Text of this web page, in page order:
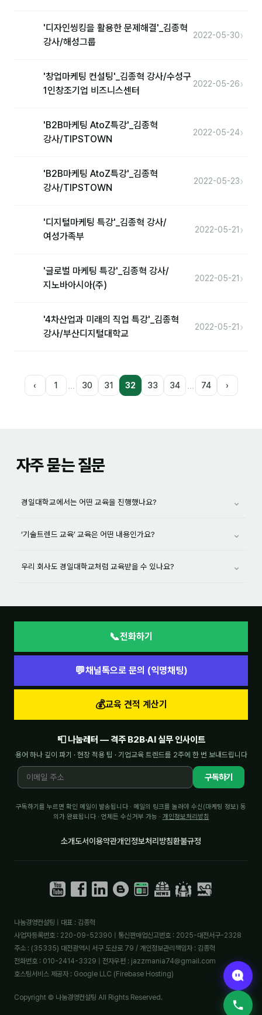
'디자인씽킹을 활용한 문제해결'_김종혁
강사/해성그룹
2022-05-30›
'창업마케팅 컨설팅'_김종혁 강사/수성구
1인창조기업 비즈니스센터
2022-05-26›
'B2B마케팅 AtoZ특강'_김종혁
강사/TIPSTOWN
2022-05-24›
'B2B마케팅 AtoZ특강'_김종혁
강사/TIPSTOWN
2022-05-23›
'디지털마케팅 특강'_김종혁 강사/
여성가족부
2022-05-21 ›
'글로벌 마케팅 특강'_김종혁 강사/
지노바아시아(주)
2022-05-21 ›
'4차산업과 미래의 직업 특강'_김종혁
강사/부산디지털대학교
2022-05-21 ›
‹ 1 … 30 31 32 33 34 … 74 ›
자주 묻는 질문
경일대학교에서는 어떤 교육을 진행했나요? ⌄
‘기술트렌드 교육’ 교육은 어떤 내용인가요? ⌄
우리 회사도 경일대학교처럼 교육받을 수 있나요? ⌄
📞전화하기
💬채널톡으로 문의 (익명채팅)
💰교육 견적 계산기
📮 나눔레터 — 격주 B2B·AI 실무 인사이트
용어 하나 깊이 파기 · 현장 적용 팁 · 기업교육 트렌드를 2주에 한 번 보내드립니다
구독하기
구독하기를 누르면 확인 메일이 발송됩니다 · 메일의 링크를 눌러야 수신(마케팅 정보) 동
의가 완료됩니다 · 언제든 수신거부 가능 · 개인정보처리방침
소개도서이용약관개인정보처리방침환불규정
나눔경영컨설팅 | 대표 : 김종혁
사업자등록번호 : 220-09-52390 | 통신판매업신고번호 : 2025-대전서구-2328
주소 : (35335) 대전광역시 서구 도산로 79 / 개인정보관리책임자 : 김종혁
전화번호 : 010-2414-3329 | 전자우편 : jazzmania74@gmail.com
호스팅서비스 제공자 : Google LLC (Firebase Hosting)
Copyright © 나눔경영컨설팅 All Rights Reserved.